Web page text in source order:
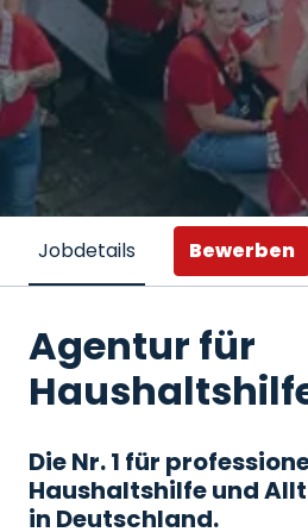
Jobdetails Bewerben
Agentur für
Die Nr. 1 für
Haushaltshilfe und
in Deutschland.